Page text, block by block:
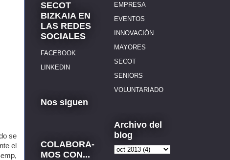
se
el
SECOT
BIZKAIA EN
LAS REDES
SOCIALES
FACEBOOK
LINKEDIN
Nos siguen
COLABORA-
MOS CON...
EMPRESA
EVENTOS
INNOVACIÓN
MAYORES
SECOT
SENIORS
VOLUNTARIADO
Archivo del
blog